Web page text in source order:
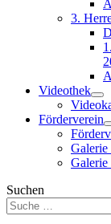
3.
Videothek
Förderverein
Galerie
Galerie
Suchen